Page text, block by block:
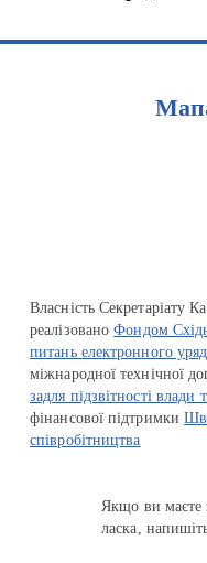
Власність Секретаріату
реалізованоФондом
питань електронного
міжнародної технічної
задля підзвітності влади
фінансової підтримки
співробітництва
Якщо ви маєте
ласка,